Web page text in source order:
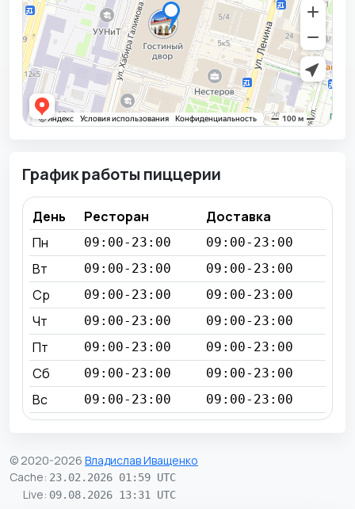
График работы пиццерии
День Ресторан
Доставка
Пн
09:00-23:00 09:00-23:00
Вт 09:00-23:00 09:00-23:00
Ср 09:00-23:00 09:00-23:00
Чт 09:00-23:00 09:00-23:00
Пт 09:00-23:00 09:00-23:00
Сб 09:00-23:00 09:00-23:00
Вс 09:00-23:00 09:00-23:00
© 2020-2026 Владислав Иващенко
Cache: 23.02.2026 01:59 UTC
Live: 09.08.2026 13:31 UTC